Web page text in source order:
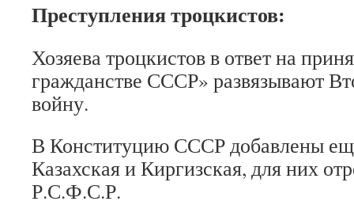
Преступления троцкистов:
Хозяева троцкистов в ответ на
гражданстве СССР» развязывают
войну.
В Конституцию СССР добавлены
Казахская и Киргизская, для них
Р.С.Ф.С.Р.